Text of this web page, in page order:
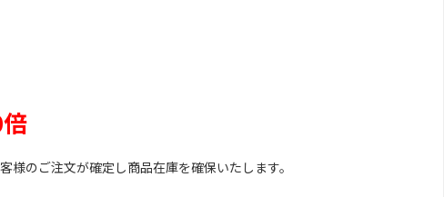
のご注文が確定し商品在庫を確保いたします。